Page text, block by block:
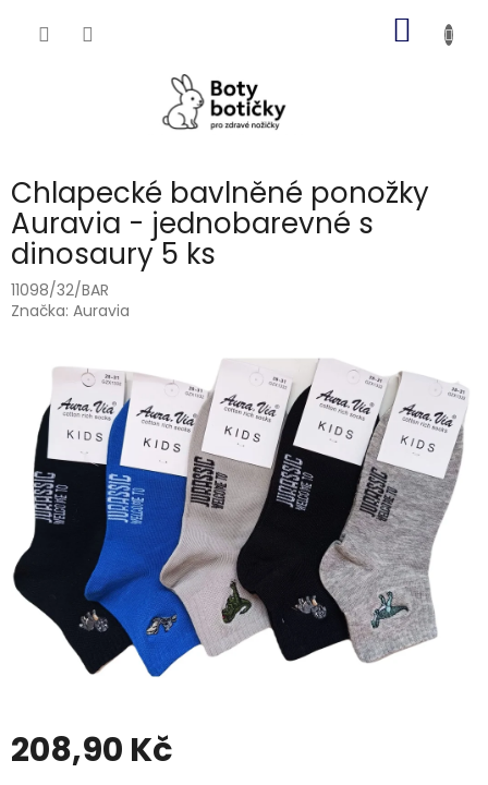
KOŠÍK
Chlapecké bavlněné ponožky
Auravia - jednobarevné s
dinosaury 5 ks
11098/32/BAR
Značka: Auravia
208,90 Kč